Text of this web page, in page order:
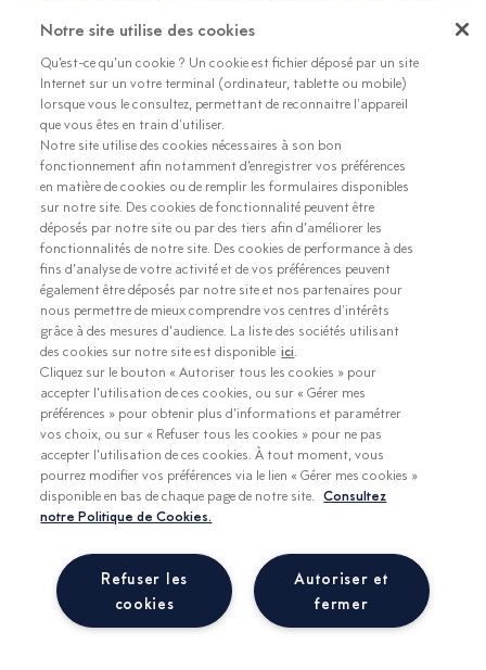
utilisant le lien de désinscription intégré dans la newsletter
Politique de données personnelles
Politique de gestion des cookies
Accessibilité
Partenaires
Espace presse
Contact
Notre site utilise des cookies
Qu’est-ce qu’un cookie ? Un cookie est fichier déposé par un site
Internet sur un votre terminal (ordinateur, tablette ou mobile)
lorsque vous le consultez, permettant de reconnaitre l'appareil
que vous êtes en train d'utiliser.
Notre site utilise des cookies nécessaires à son bon
fonctionnement afin notamment d’enregistrer vos préférences
en matière de cookies ou de remplir les formulaires disponibles
sur notre site. Des cookies de fonctionnalité peuvent être
déposés par notre site ou par des tiers afin d’améliorer les
fonctionnalités de notre site. Des cookies de performance à des
fins d’analyse de votre activité et de vos préférences peuvent
également être déposés par notre site et nos partenaires pour
nous permettre de mieux comprendre vos centres d'intérêts
grâce à des mesures d’audience. La liste des sociétés utilisant
des cookies sur notre site est disponible ici.
Cliquez sur le bouton « Autoriser tous les cookies » pour
accepter l’utilisation de ces cookies, ou sur « Gérer mes
préférences » pour obtenir plus d’informations et paramétrer
vos choix, ou sur « Refuser tous les cookies » pour ne pas
accepter l’utilisation de ces cookies. À tout moment, vous
pourrez modifier vos préférences via le lien « Gérer mes cookies »
disponible en bas de chaque page de notre site.
Consultez
notre Politique de Cookies.
Autoriser et
fermer
Refuser les
cookies